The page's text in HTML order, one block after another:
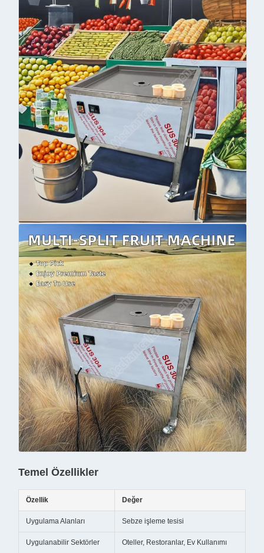
Temel Özellikler
Özellik Değer
Uygulama Alanları Sebze işleme tesisi
Uygulanabilir Sektörler Oteller, Restoranlar, Ev Kullanımı